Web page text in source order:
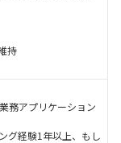
持
務アプリケーション
グ経験1年以上、もし